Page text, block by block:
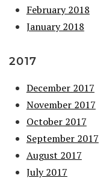
February 2018
January 2018
2017
December 2017
November 2017
October 2017
September 2017
August 2017
July 2017